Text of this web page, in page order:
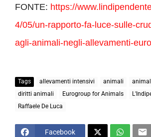
FONTE: https://
4/05/un-rapporto-fa-luce-sulle-
agli-animali-negli-allevamenti-
Tags allevamenti intensivi animali
diritti animali
Eurogroup for Animals
Raffaele De Luca
Facebook